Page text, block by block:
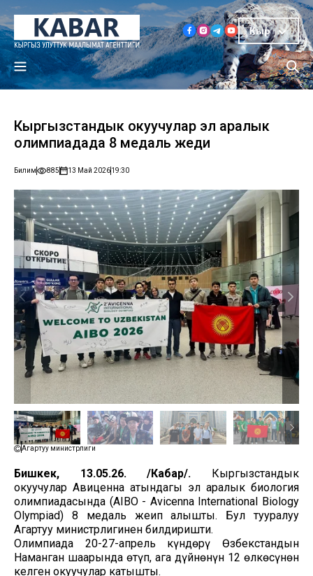
Кыр
Кыргызстандык окуучулар эл аралык
олимпиадада 8 медаль жеңди
Билим 885 13 Май 202619:30
Агартуу министрлиги
Бишкек, 13.05.26. /Кабар/. Кыргызстандык
окуучулар Авиценна атындагы эл аралык биология
олимпиадасында (AIBO - Avicenna International Biology
Olympiad) 8 медаль жеңип алышты. Бул тууралуу
Агартуу министрлигинен билдиришти.
Олимпиада 20-27-апрель күндөрү Өзбекстандын
Наманган шаарында өтүп, ага дүйнөнүн 12 өлкөсүнөн
келген окуучулар катышты.